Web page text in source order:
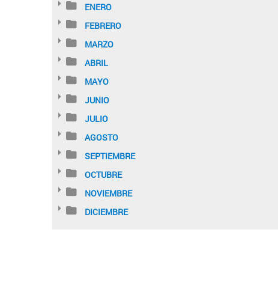
ENERO
FEBRERO
MARZO
ABRIL
MAYO
JUNIO
JULIO
AGOSTO
SEPTIEMBRE
OCTUBRE
NOVIEMBRE
DICIEMBRE